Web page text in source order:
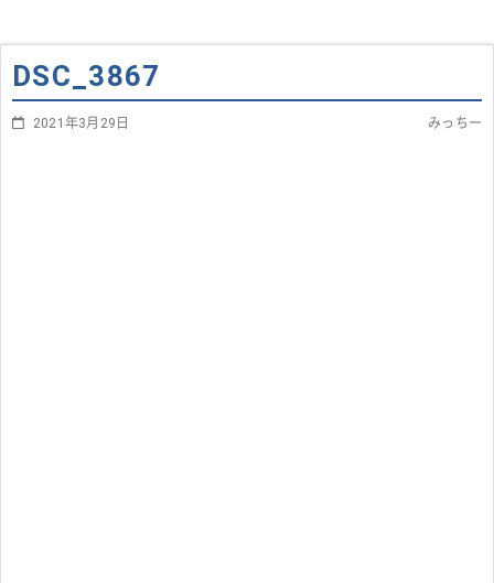
DSC_3867
2021年3月29日 みっちー